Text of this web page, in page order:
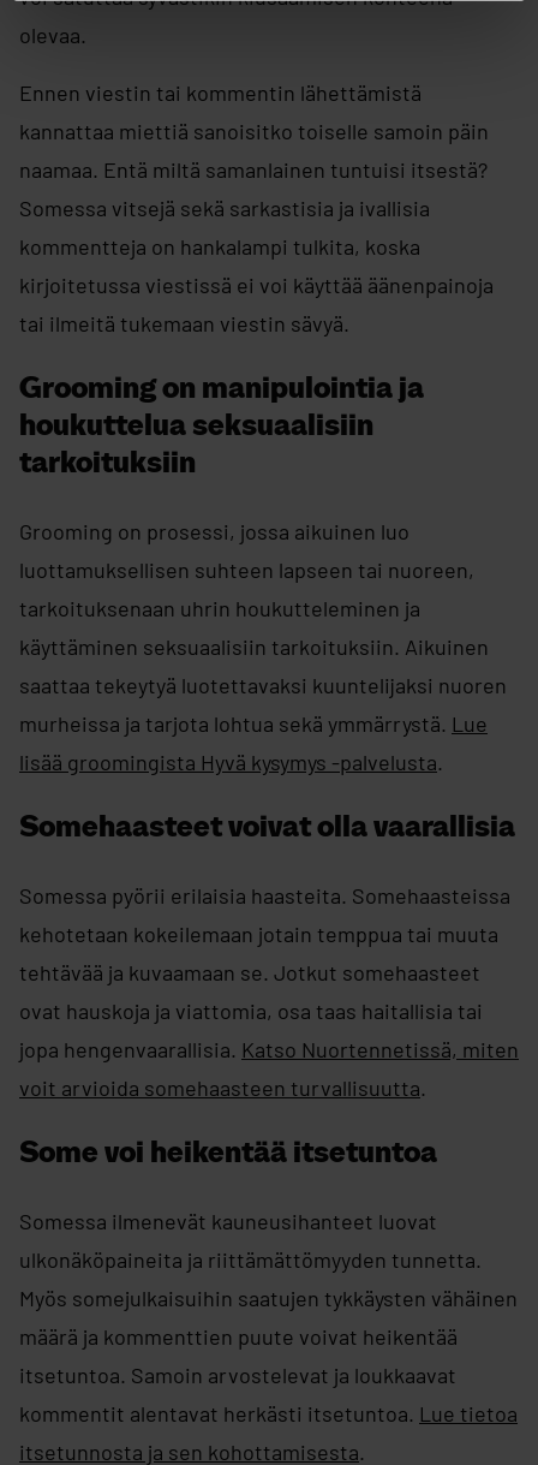
olevaa.
Ennen viestin tai kommentin lähettämistä
kannattaa miettiä sanoisitko toiselle samoin päin
naamaa. Entä miltä samanlainen tuntuisi itsestä?
Somessa vitsejä sekä sarkastisia ja ivallisia
kommentteja on hankalampi tulkita, koska
kirjoitetussa viestissä ei voi käyttää äänenpainoja
tai ilmeitä tukemaan viestin sävyä.​
Grooming on manipulointia ja
houkuttelua seksuaalisiin
tarkoituksiin
Grooming on prosessi, jossa aikuinen luo
luottamuksellisen suhteen lapseen tai nuoreen,
tarkoituksenaan uhrin houkutteleminen ja
käyttäminen seksuaalisiin tarkoituksiin. Aikuinen
saattaa tekeytyä luotettavaksi kuuntelijaksi nuoren
murheissa ja tarjota lohtua sekä ymmärrystä. ​Lue
lisää groomingista Hyvä kysymys -palvelusta.
Somehaasteet voivat olla vaarallisia
Somessa pyörii erilaisia haasteita. Somehaasteissa
kehotetaan kokeilemaan jotain temppua tai muuta
tehtävää ja kuvaamaan se. Jotkut somehaasteet
ovat hauskoja ja viattomia, osa taas haitallisia tai
jopa hengenvaarallisia. Katso Nuortennetissä, miten
voit arvioida somehaasteen turvallisuutta. ​
Some voi heikentää itsetuntoa
Somessa ilmenevät kauneusihanteet luovat
ulkonäköpaineita ja riittämättömyyden tunnetta.
Myös somejulkaisuihin saatujen tykkäysten vähäinen
määrä ja kommenttien puute voivat heikentää
itsetuntoa. Samoin arvostelevat ja loukkaavat
kommentit alentavat herkästi itsetuntoa. Lue tietoa
itsetunnosta ja sen kohottamisesta.